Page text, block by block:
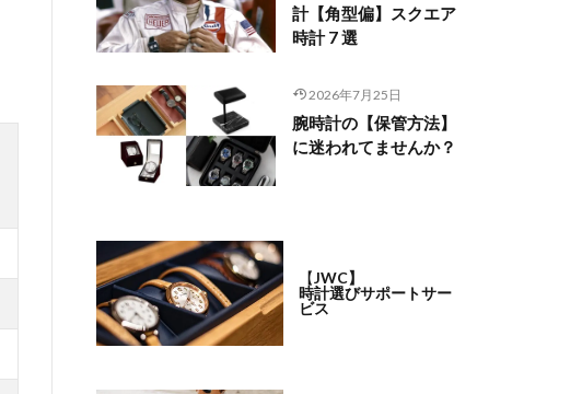
計【角型偏】スクエア
時計 7 選
2026年7月25日
腕時計の【保管方法】
に迷われてませんか？
【JWC】
時計選びサポートサー
ビス